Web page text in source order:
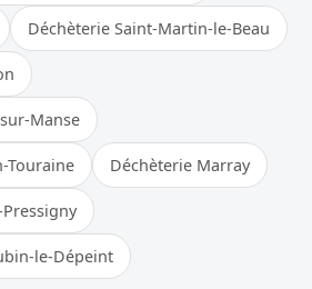
Déchèterie Saint-Martin-le-Beau
Manse
Touraine Déchèterie Marray
le-Dépeint